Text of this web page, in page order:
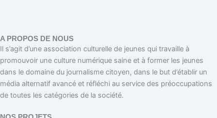
A PROPOS DE NOUS
Il s’agit d’une association culturelle de jeunes qui travaille à
promouvoir une culture numérique saine et à former les jeunes
dans le domaine du journalisme citoyen, dans le but d’établir un
média alternatif avancé et réfléchi au service des préoccupations
de toutes les catégories de la société.